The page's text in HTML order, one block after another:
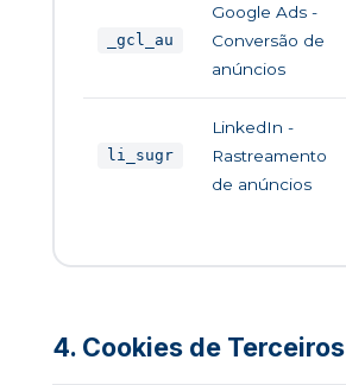
_gcl_au
Google Ads -
Conversão de
anúncios
li_sugr
LinkedIn -
Rastreamento
de anúncios
4. Cookies de Terceiros